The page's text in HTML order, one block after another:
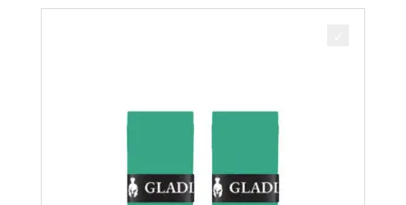
€ 5,50.€ 4,95.